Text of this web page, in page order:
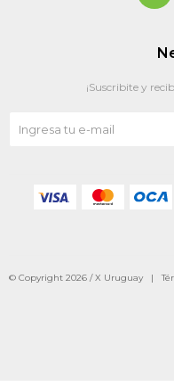
¡Suscribite y
© Copyright 2026 / X Uruguay |